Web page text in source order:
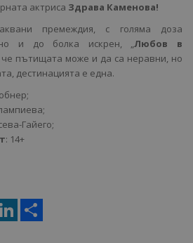
актриса Здрава Каменова!
премеждия, с голяма доза
и до болка искрен, „Любов в
че пътищата може и да са неравни, но
дестинацията е една.
Гайего;
: 14+
LinkedIn